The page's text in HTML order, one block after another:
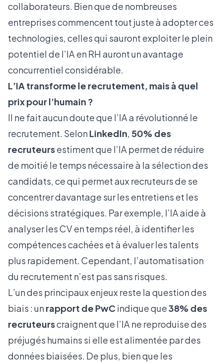
collaborateurs. Bien que de nombreuses
entreprises commencent tout juste à adopter ces
technologies, celles qui sauront exploiter le plein
potentiel de l’IA en RH auront un avantage
concurrentiel considérable.
L’IA transforme le recrutement, mais à quel
prix pour l’humain ?
Il ne fait aucun doute que l’IA a révolutionné le
recrutement. SelonLinkedIn, 50% des
recruteursestiment que l’IA permet de réduire
de moitié le temps nécessaire à la sélection des
candidats, ce qui permet aux recruteurs de se
concentrer davantage sur les entretiens et les
décisions stratégiques. Par exemple, l’IA aide à
analyser les CV en temps réel, à identifier les
compétences cachées et à évaluer les talents
plus rapidement. Cependant, l’automatisation
du recrutement n’est pas sans risques.
L’un des principaux enjeux reste la question des
biais : unrapport de PwCindique que38% des
recruteurscraignent que l’IA ne reproduise des
préjugés humains si elle est alimentée par des
données biaisées. De plus, bien que les